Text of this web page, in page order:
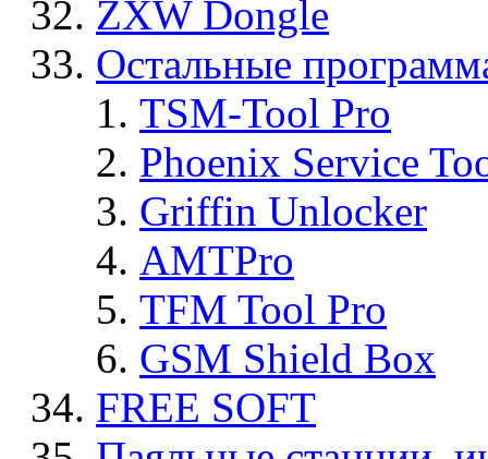
ZXW Dongle
Остальные
TSM-Tool Pro
Phoenix Service
Griffin Unlocker
AMTPro
TFM Tool Pro
GSM Shield Box
FREE SOFT